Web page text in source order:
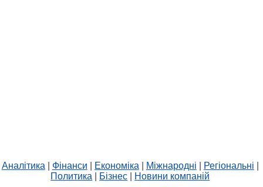
Аналітика Фінанси Економіка Міжнародні Регіональні
Политика
Бізнес Новини компаній